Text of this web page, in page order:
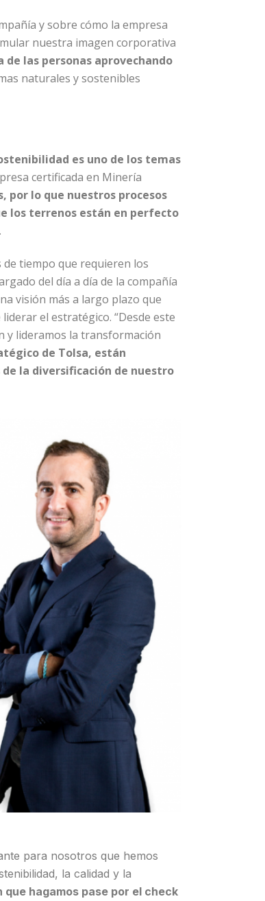
y sobre cómo la empresa
nuestra imagen corporativa
las personas aprovechando
naturales y sostenibles
es uno de los temas
certificada en Minería
por lo que nuestros procesos
los terrenos están en perfecto
tiempo que requieren los
del día a día de la compañía
visión más a largo plazo que
el estratégico. “Desde este
y lideramos la transformación
de Tolsa, están
la diversificación de nuestro
para nosotros que hemos
la calidad y la
hagamos pase por el check